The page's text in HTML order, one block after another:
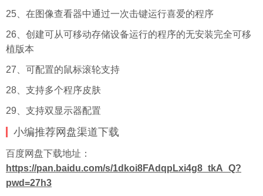
25、在图像查看器中通过一次击键运行喜爱的程序
26、创建可从可移动存储设备运行的程序的无安装完全可移
植版本
27、可配置的鼠标滚轮支持
28、支持多个程序皮肤
29、支持双显示器配置
小编推荐网盘渠道下载
百度网盘下载地址：
https://pan.baidu.com/s/1dkoi8FAdqpLxi4g8_tkA_Q?
pwd=27h3